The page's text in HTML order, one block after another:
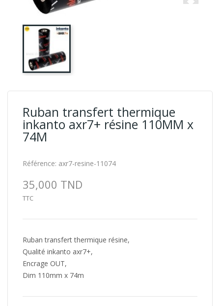
Ruban transfert thermique
inkanto axr7+ résine 110MM x
74M
Référence: axr7-resine-11074
35,000 TND
TTC
Ruban transfert thermique résine,
Qualité inkanto axr7+,
Encrage OUT,
Dim 110mm x 74m